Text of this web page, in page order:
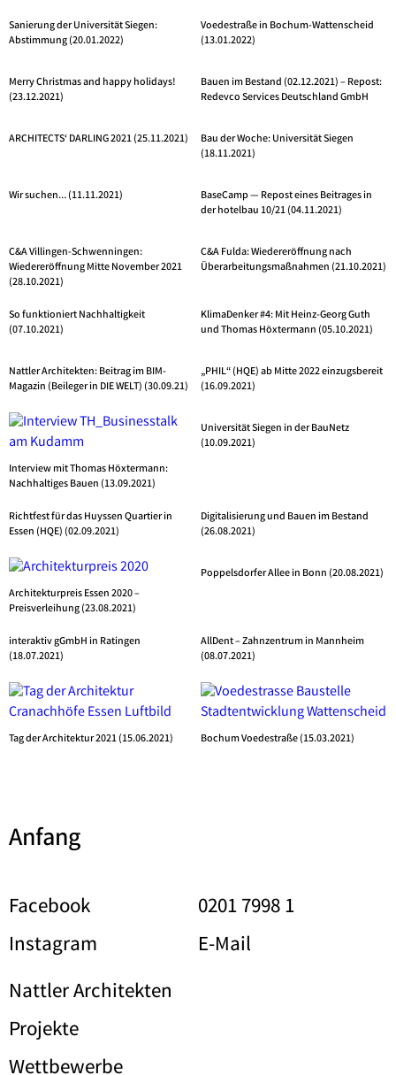
Sanierung der Universität Siegen:
Abstimmung (20.01.2022)
Voedestraße in Bochum-Wattenscheid
(13.01.2022)
Merry Christmas and happy holidays!
(23.12.2021)
Bauen im Bestand (02.12.2021) – Repost:
Redevco Services Deutschland GmbH
ARCHITECTS‘ DARLING 2021 (25.11.2021)
Bau der Woche: Universität Siegen
(18.11.2021)
Wir suchen… (11.11.2021)
BaseCamp — Repost eines Beitrages in
der hotelbau 10/21 (04.11.2021)
C&A Villingen-Schwenningen:
Wiedereröffnung Mitte November 2021
(28.10.2021)
C&A Fulda: Wiedereröffnung nach
Überarbeitungsmaßnahmen (21.10.2021)
So funktioniert Nachhaltigkeit
(07.10.2021)
KlimaDenker #4: Mit Heinz-Georg Guth
und Thomas Höxtermann (05.10.2021)
Nattler Architekten: Beitrag im BIM-
Magazin (Beileger in DIE WELT) (30.09.21)
„PHIL“ (HQE) ab Mitte 2022 einzugsbereit
(16.09.2021)
Interview mit Thomas Höxtermann:
Nachhaltiges Bauen (13.09.2021)
Universität Siegen in der BauNetz
(10.09.2021)
Richtfest für das Huyssen Quartier in
Essen (HQE) (02.09.2021)
Digitalisierung und Bauen im Bestand
(26.08.2021)
Architekturpreis Essen 2020 –
Preisverleihung (23.08.2021)
Poppelsdorfer Allee in Bonn (20.08.2021)
interaktiv gGmbH in Ratingen
(18.07.2021)
AllDent – Zahnzentrum in Mannheim
(08.07.2021)
Tag der Architektur 2021 (15.06.2021) Bochum Voedestraße (15.03.2021)
Anfang
Facebook
Instagram
0201 7998 1
E-Mail
Nattler Architekten
Projekte